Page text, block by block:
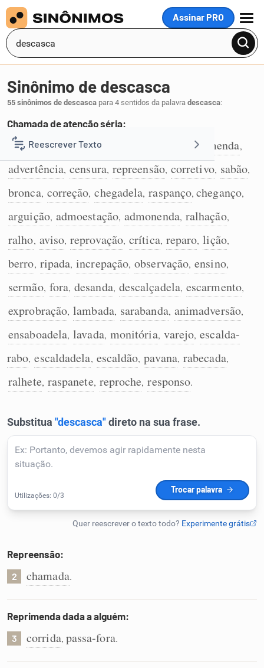
Assinar PRO
MENU
Reescrever Texto
Resumir Texto
Corrigir Texto
Detector de IA
Cata-letras
Conexões
Sinônimos
Sinônimo de descasca
55 sinônimos de descasca para 4 sentidos da palavra descasca:
Chamada de atenção séria:
1 chega,chegada, reprimenda,
advertência, censura, repreensão, corretivo, sabão,
bronca, correção, chegadela, raspanço,cheganço,
arguição, admoestação, admonenda, ralhação,
ralho, aviso, reprovação, crítica, reparo, lição,
berro, ripada, increpação, observação, ensino,
sermão, fora, desanda, descalçadela, escarmento,
exprobração, lambada, sarabanda, animadversão,
ensaboadela, lavada, monitória, varejo, escalda-
rabo, escaldadela, escaldão, pavana, rabecada,
ralhete, raspanete, reproche, responso.
Repreensão:
2 chamada.
Reprimenda dada a alguém:
3 corrida, passa-fora.